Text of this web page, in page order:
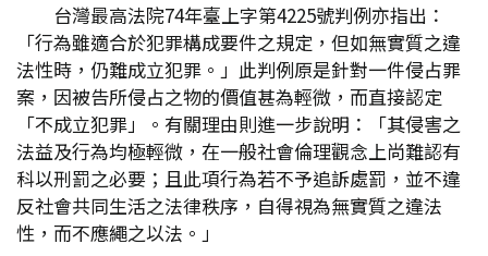
台灣最高法院74年臺上字第4225號判例亦指出：
「行為雖適合於犯罪構成要件之規定，但如無實質之違
法性時，仍難成立犯罪。」此判例原是針對一件侵占罪
案，因被告所侵占之物的價值甚為輕微，而直接認定
「不成立犯罪」。有關理由則進一步說明：「其侵害之
法益及行為均極輕微，在一般社會倫理觀念上尚難認有
科以刑罰之必要；且此項行為若不予追訴處罰，並不違
反社會共同生活之法律秩序，自得視為無實質之違法
性，而不應繩之以法。」